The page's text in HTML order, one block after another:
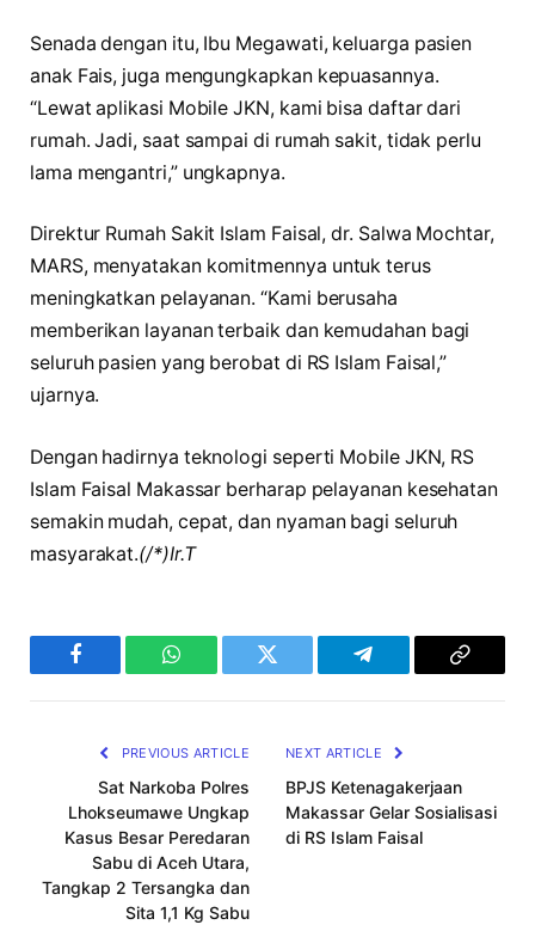
Senada dengan itu, Ibu Megawati, keluarga pasien
anak Fais, juga mengungkapkan kepuasannya.
“Lewat aplikasi Mobile JKN, kami bisa daftar dari
rumah. Jadi, saat sampai di rumah sakit, tidak perlu
lama mengantri,” ungkapnya.
Direktur Rumah Sakit Islam Faisal, dr. Salwa Mochtar,
MARS, menyatakan komitmennya untuk terus
meningkatkan pelayanan. “Kami berusaha
memberikan layanan terbaik dan kemudahan bagi
seluruh pasien yang berobat di RS Islam Faisal,”
ujarnya.
Dengan hadirnya teknologi seperti Mobile JKN, RS
Islam Faisal Makassar berharap pelayanan kesehatan
semakin mudah, cepat, dan nyaman bagi seluruh
masyarakat.(/*)Ir.T
Facebook WhatsAppTwitter Telegram
Copy
PREVIOUS ARTICLE
Sat Narkoba Polres
Lhokseumawe Ungkap
Kasus Besar Peredaran
Sabu di Aceh Utara,
Tangkap 2 Tersangka dan
Sita 1,1 Kg Sabu
NEXT ARTICLE
BPJS Ketenagakerjaan
Makassar Gelar Sosialisasi
di RS Islam Faisal